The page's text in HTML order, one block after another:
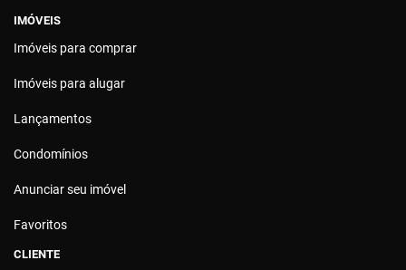
IMÓVEIS
Imóveis para comprar
Imóveis para alugar
Lançamentos
Condomínios
Anunciar seu imóvel
Favoritos
CLIENTE